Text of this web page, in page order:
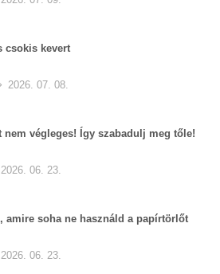
csokis kevert
2026. 07. 08.
nem végleges! Így szabadulj meg tőle!
2026. 06. 23.
amire soha ne használd a papírtörlőt
2026. 06. 23.